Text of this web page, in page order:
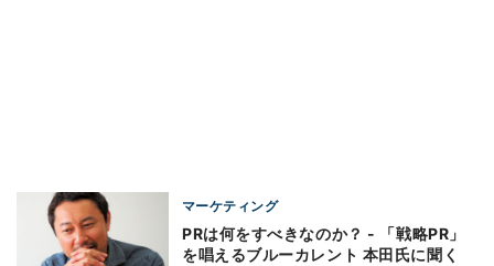
マーケティング
PRは何をすべきなのか？ - 「戦略PR」
を唱えるブルーカレント 本田氏に聞く